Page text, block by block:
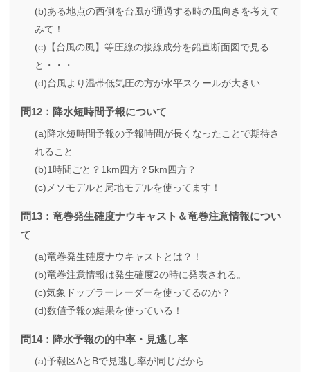
(b)ある地点の西側を台風が通過する時の風向きを考えて
みて！
(c)【台風の風】等圧線の接線成分を鉛直断面図で見る
と・・・
(d)台風より温帯低気圧の方が水平スケールが大きい
問12：降水短時間予報について
(a)降水短時間予報の予報時間が長くなったことで期待さ
れること
(b)1時間ごと？1km四方？5km四方？
(c)メソモデルと局地モデルを使ってます！
問13：竜巻発生確度ナウキャスト＆竜巻注意情報につい
て
(a)竜巻発生確度ナウキャストとは？！
(b)竜巻注意情報は発生確度2の時に発表される。
(c)気象ドップラーレーダーを使ってるのか？
(d)数値予報の結果を使っている！
問14：降水予報の的中率・見逃し率
(a)予報区AとBで見逃し率が同じだから…